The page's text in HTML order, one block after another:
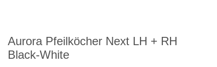
Aurora Pfeilköcher Next LH + RH
Black-White